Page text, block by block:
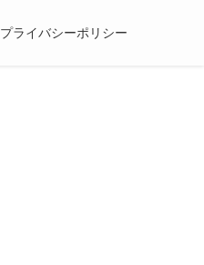
プライバシーポリシー